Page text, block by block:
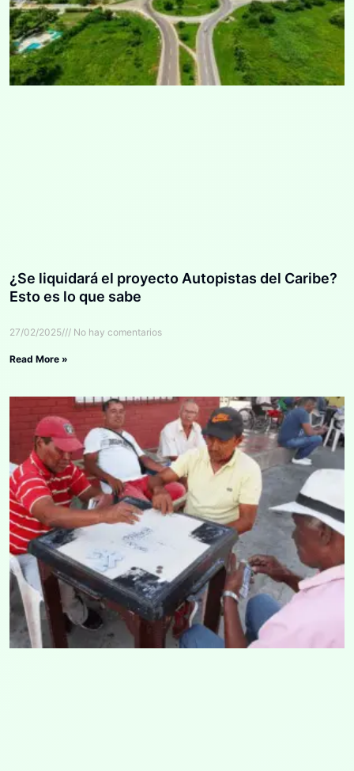
¿Se liquidará el proyecto Autopistas del Caribe?
Esto es lo que sabe
27/02/2025 No hay comentarios
Read More »